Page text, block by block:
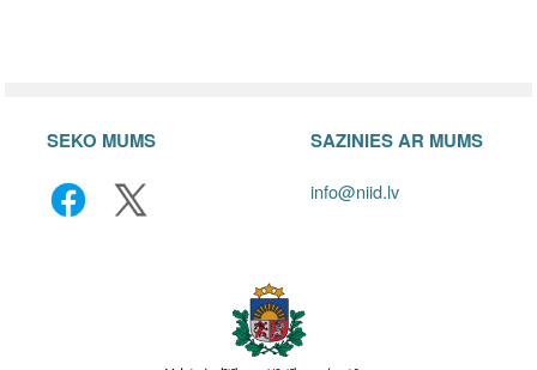
SEKO MUMS SAZINIES AR MUMS
info@niid.lv